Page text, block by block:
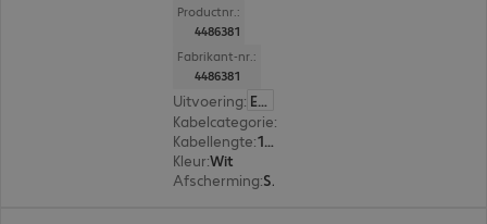
Productnr.:
4486381
Fabrikant-nr.:
4486381
Uitvoering: Europa
Kabelcategorie:
Kabellengte: 1,5 m
Kleur:Wit
Afscherming: S/FTP (PIMF)